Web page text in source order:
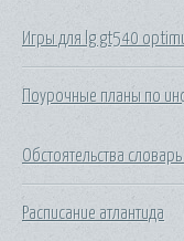
Игры для lg gt540
Поурочные планы по
Обстоятельства
Расписание атлантида